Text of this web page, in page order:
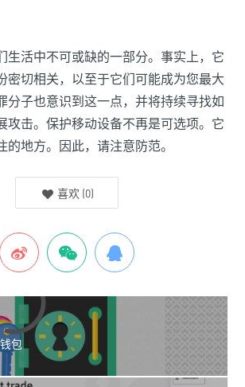
生活中不可或缺的一部分。事实上，它
密切相关，以至于它们可能成为您最大
分子也意识到这一点，并将持续寻找如
攻击。保护移动设备不再是可选项。它
的地方。因此，请注意防范。
喜欢 (0)
包